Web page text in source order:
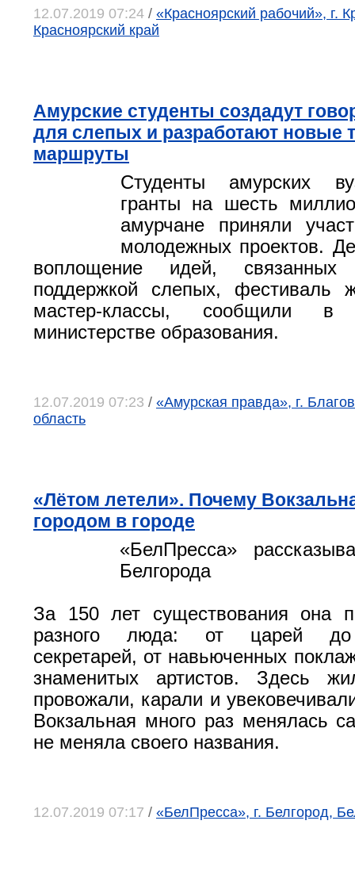
12.07.2019 07:24 / «Красноярский рабочий», г.
Красноярский край
Амурские студенты создадут
для слепых и разработают новые
маршруты
Студенты амурских
гранты на шесть
амурчане приняли
молодежных проектов.
воплощение идей,
поддержкой слепых, фестиваль
мастер-классы, сообщили в
министерстве образования.
12.07.2019 07:23 / «Амурская правда», г.
область
«Лётом летели». Почему
городом в городе
«БелПресса»
Белгорода
За 150 лет существования она
разного люда: от царей до
секретарей, от навьюченных
знаменитых артистов. Здесь
провожали, карали и
Вокзальная много раз менялась
не меняла своего названия.
12.07.2019 07:17 / «БелПресса», г. Белгород,